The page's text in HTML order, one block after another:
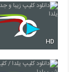
HD